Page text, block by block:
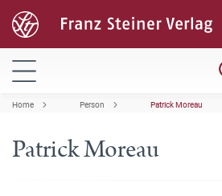
Home Person Patrick Moreau
Patrick Moreau